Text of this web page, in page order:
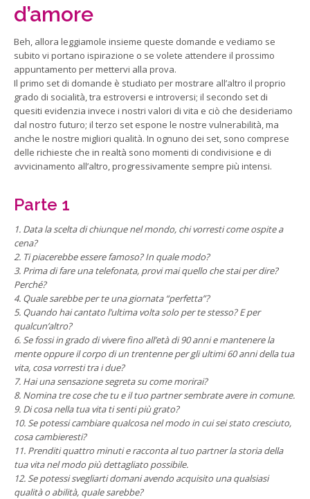
d’amore
Beh, allora leggiamole insieme queste domande e vediamo se
subito vi portano ispirazione o se volete attendere il prossimo
appuntamento per mettervi alla prova.
Il primo set di domande è studiato per mostrare all’altro il proprio
grado di socialità, tra estroversi e introversi; il secondo set di
quesiti evidenzia invece i nostri valori di vita e ciò che desideriamo
dal nostro futuro; il terzo set espone le nostre vulnerabilità, ma
anche le nostre migliori qualità. In ognuno dei set, sono comprese
delle richieste che in realtà sono momenti di condivisione e di
avvicinamento all’altro, progressivamente sempre più intensi.
Parte 1
1. Data la scelta di chiunque nel mondo, chi vorresti come ospite a
cena?
2. Ti piacerebbe essere famoso? In quale modo?
3. Prima di fare una telefonata, provi mai quello che stai per dire?
Perché?
4. Quale sarebbe per te una giornata “perfetta”?
5. Quando hai cantato l’ultima volta solo per te stesso? E per
qualcun’altro?
6. Se fossi in grado di vivere fino all’età di 90 anni e mantenere la
mente oppure il corpo di un trentenne per gli ultimi 60 anni della tua
vita, cosa vorresti tra i due?
7. Hai una sensazione segreta su come morirai?
8. Nomina tre cose che tu e il tuo partner sembrate avere in comune.
9. Di cosa nella tua vita ti senti più grato?
10. Se potessi cambiare qualcosa nel modo in cui sei stato cresciuto,
cosa cambieresti?
11. Prenditi quattro minuti e racconta al tuo partner la storia della
tua vita nel modo più dettagliato possibile.
12. Se potessi svegliarti domani avendo acquisito una qualsiasi
qualità o abilità, quale sarebbe?